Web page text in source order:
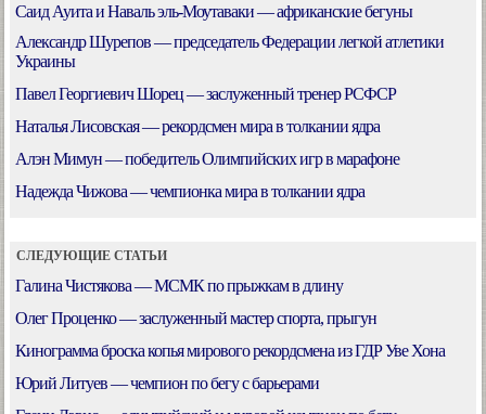
Саид Ауита и Наваль эль-Моутаваки — африканские бегуны
Александр Шурепов — председатель Федерации легкой атлетики
Украины
Павел Георгиевич Шорец — заслуженный тренер РСФСР
Наталья Лисовская — рекордсмен мира в толкании ядра
Алэн Мимун — победитель Олимпийских игр в марафоне
Надежда Чижова — чемпионка мира в толкании ядра
СЛЕДУЮЩИЕ СТАТЬИ
Галина Чистякова — МСМК по прыжкам в длину
Олег Проценко — заслуженный мастер спорта, прыгун
Кинограмма броска копья мирового рекордсмена из ГДР Уве Хона
Юрий Литуев — чемпион по бегу с барьерами